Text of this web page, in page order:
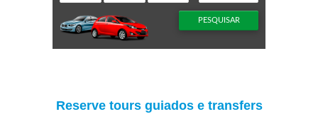
Reserve tours guiados e transfers